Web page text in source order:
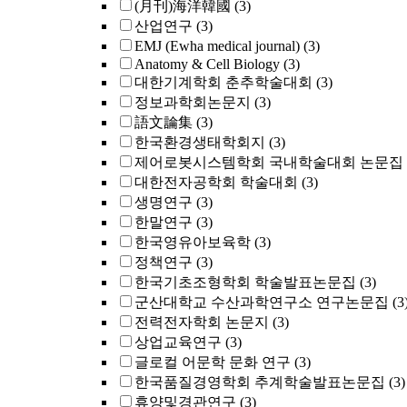
(月刊)海洋韓國 (3)
산업연구 (3)
EMJ (Ewha medical journal) (3)
Anatomy & Cell Biology (3)
대한기계학회 춘추학술대회 (3)
정보과학회논문지 (3)
語文論集 (3)
한국환경생태학회지 (3)
제어로봇시스템학회 국내학술대회 논문집
대한전자공학회 학술대회 (3)
생명연구 (3)
한말연구 (3)
한국영유아보육학 (3)
정책연구 (3)
한국기초조형학회 학술발표논문집 (3)
군산대학교 수산과학연구소 연구논문집
전력전자학회 논문지 (3)
상업교육연구 (3)
글로컬 어문학 문화 연구 (3)
한국품질경영학회 추계학술발표논문집 (3)
휴양및경관연구 (3)